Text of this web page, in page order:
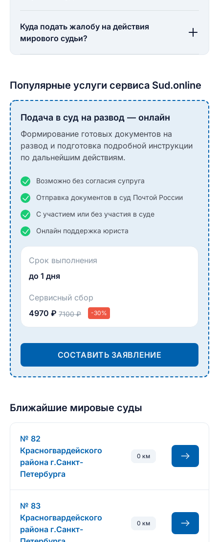
Куда подать жалобу на действия
мирового судьи?
Популярные услуги сервиса Sud.online
Подача в суд на развод — онлайн
Формирование готовых документов на
развод и подготовка подробной инструкции
по дальнейшим действиям.
Возможно без согласия супруга
Отправка документов в суд Почтой России
С участием или без участия в суде
Онлайн поддержка юриста
Срок выполнения
до 1 дня
Сервисный сбор
4970 ₽ 7100 ₽ -30%
СОСТАВИТЬ ЗАЯВЛЕНИЕ
Ближайшие мировые суды
№ 82
Красногвардейского
района г.Санкт-
Петербурга
0 км
№ 83
Красногвардейского
района г.Санкт-
0 км